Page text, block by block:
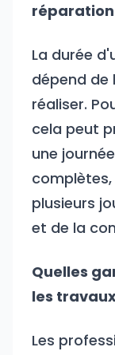
La durée
dépend de
réaliser.
cela peut
une
plusieurs
et de la
Quelles
les
Les